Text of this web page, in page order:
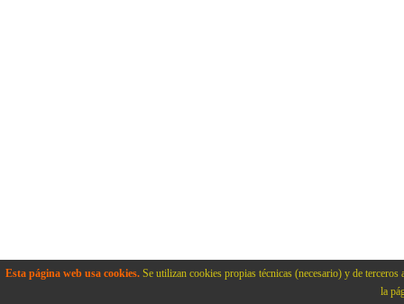
Esta página web usa cookies. Se utilizan cookies propias técnicas (necesario) y de
la